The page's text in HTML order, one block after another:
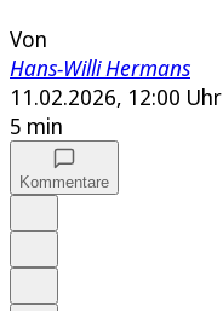
Von
Hans-Willi Hermans
11.02.2026, 12:00 Uhr
5 min
Kommentare